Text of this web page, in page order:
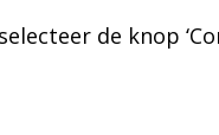
de knop